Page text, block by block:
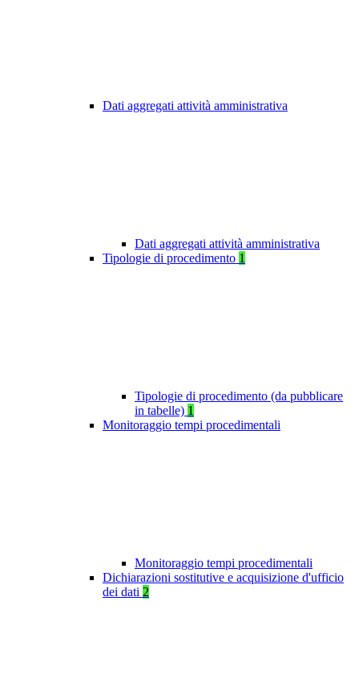
Dati aggregati attività amministrativa
Dati aggregati attività amministrativa
Tipologie di procedimento 1
Tipologie di procedimento (da pubblicare
in tabelle) 1
Monitoraggio tempi procedimentali
Monitoraggio tempi procedimentali
Dichiarazioni sostitutive e acquisizione d'ufficio
dei dati 2